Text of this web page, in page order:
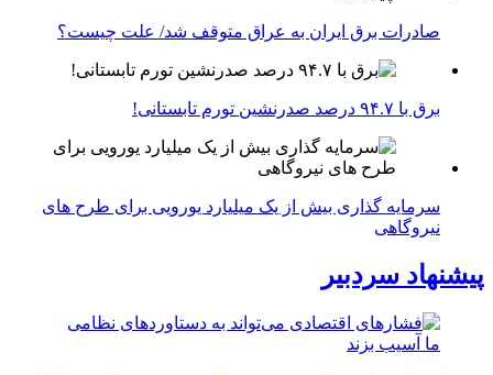
صادرات برق ایران به عراق متوقف شد/ علت چیست؟
برق با ۹۴.۷ درصد صدرنشین تورم تابستانی!
سرمایه گذاری بیش از یک میلیارد یورویی برای طرح های
نیروگاهی
پیشنهاد سردبیر